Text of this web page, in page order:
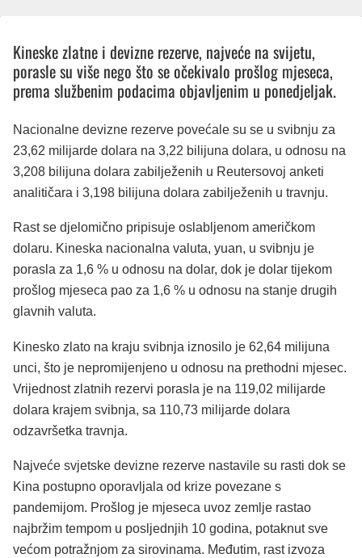
Kineske zlatne i devizne rezerve, najveće na svijetu,
porasle su više nego što se očekivalo prošlog mjeseca,
prema službenim podacima objavljenim u ponedjeljak.
Nacionalne devizne rezerve povećale su se u svibnju za
23,62 milijarde dolara na 3,22 bilijuna dolara, u odnosu na
3,208 bilijuna dolara zabilježenih u Reutersovoj anketi
analitičara i 3,198 bilijuna dolara zabilježenih u travnju.
Rast se djelomično pripisuje oslabljenom američkom
dolaru. Kineska nacionalna valuta, yuan, u svibnju je
porasla za 1,6 % u odnosu na dolar, dok je dolar tijekom
prošlog mjeseca pao za 1,6 % u odnosu na stanje drugih
glavnih valuta.
Kinesko zlato na kraju svibnja iznosilo je 62,64 milijuna
unci, što je nepromijenjeno u odnosu na prethodni mjesec.
Vrijednost zlatnih rezervi porasla je na 119,02 milijarde
dolara krajem svibnja, sa 110,73 milijarde dolara
odzavršetka travnja.
Najveće svjetske devizne rezerve nastavile su rasti dok se
Kina postupno oporavljala od krize povezane s
pandemijom. Prošlog je mjeseca uvoz zemlje rastao
najbržim tempom u posljednjih 10 godina, potaknut sve
većom potražnjom za sirovinama. Međutim, rast izvoza